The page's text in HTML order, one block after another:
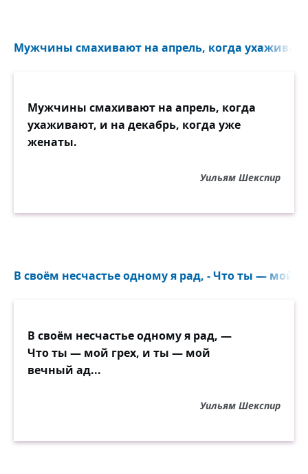
Мужчины смахивают на апрель, когда
Мужчины смахивают на апрель, когда
ухаживают, и на декабрь, когда уже
женаты.
Уильям Шекспир
В своём несчастье одному я рад, - Что ты — мой
В своём несчастье одному я рад, —
Что ты — мой грех, и ты — мой
вечный ад...
Уильям Шекспир